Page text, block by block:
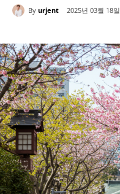
By urjent 2025년 03월 18일